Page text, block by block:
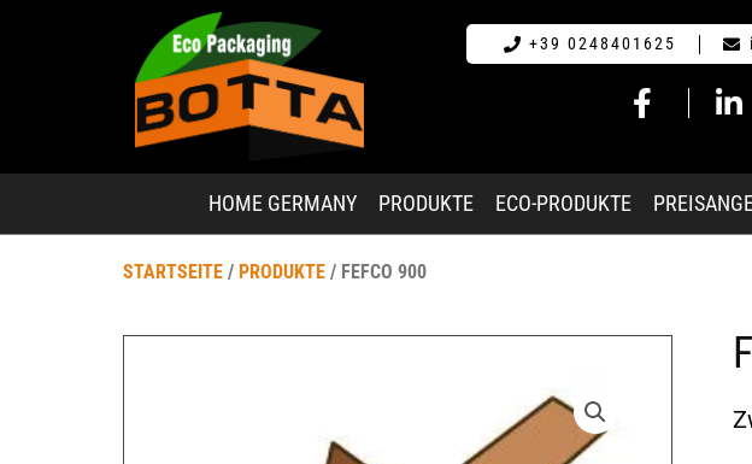
+39 0248401625
HOME GERMANY PRODUKTE ECO-PRODUKTE
STARTSEITE / PRODUKTE / FEFCO 900